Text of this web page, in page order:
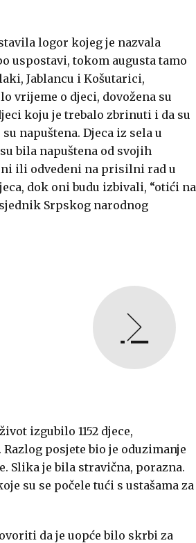
logor kojeg je nazvala
uspostavi, tokom augusta tamo
Jablancu i Košutarici,
vrijeme o djeci, dovožena su
koju je trebalo zbrinuti i da su
napuštena. Djeca iz sela u
bila napuštena od svojih
ili odvedeni na prisilni rad u
dok oni budu izbivali, “otići na
Srpskog narodnog
izgubilo 1152 djece,
Razlog posjete bio je oduzimanje
Slika je bila stravična, porazna.
su se počele tući s ustašama za
da je uopće bilo skrbi za